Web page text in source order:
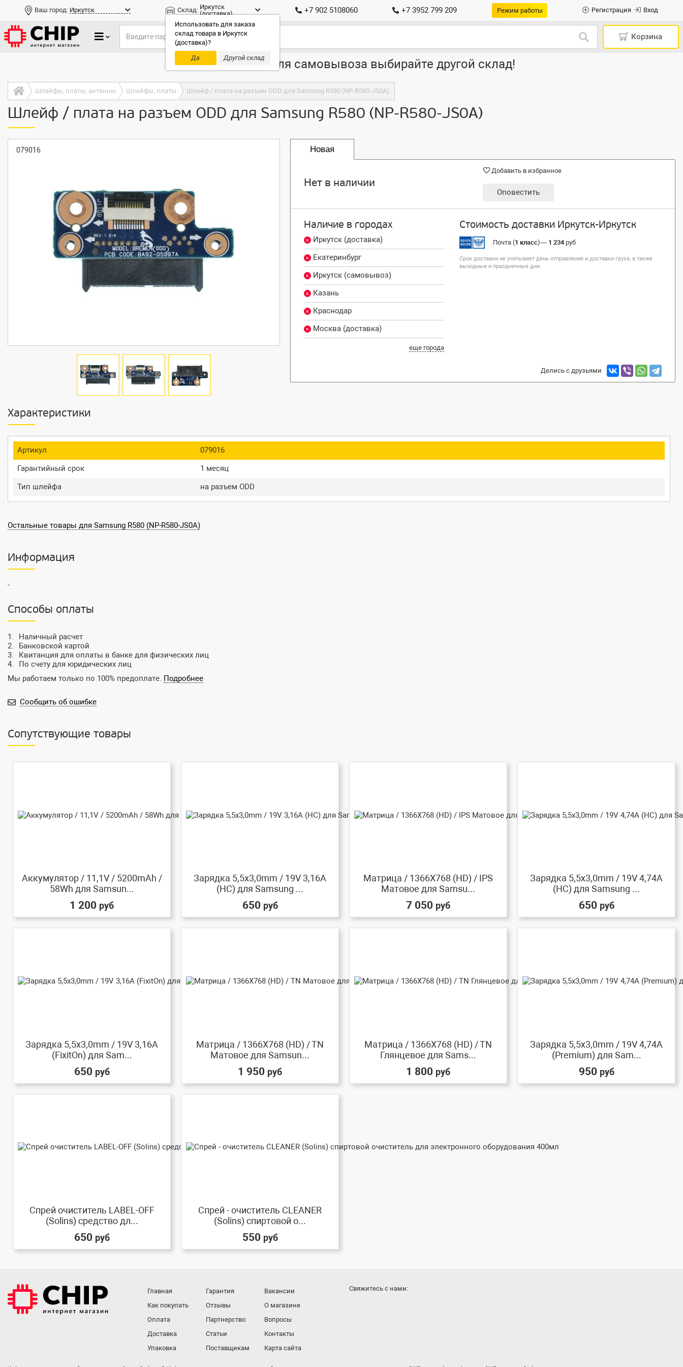
Ваш город: Иркутск Склад: Иркутск
(доставка)
Использовать для заказа
склад товара в Иркутск
(доставка)?
Да
Другой склад
+7 902 5108060 +7 3952 799 209 Режим работы Регистрация Вход
Корзина
Только доставка, для самовывоза выбирайте другой склад!
Шлейфы, платы, антенны Шлейфы, платы Шлейф / плата на разъем ODD для Samsung R580 (NP-R580-JS0A)
Шлейф / плата на разъем ODD для Samsung R580 (NP-R580-JS0A)
079016 Новая
Нет в наличии
Добавить в избранное
Оповестить
Наличие в городах
Иркутск (доставка)
Екатеринбург
Иркутск (самовывоз)
Казань
Краснодар
Москва (доставка)
еще города
Стоимость доставки Иркутск-Иркутск
Почта (1 класс)— 1 234руб
Срок доставки не учитывает день отправления и доставки груза, а также
выходные и праздничные дни
Делись с друзьями
Характеристики
Артикул
079016
Гарантийный срок
1 месяц
Тип шлейфа
на разъем ODD
Остальные товары для Samsung R580 (NP-R580-JS0A)
Информация
-
Способы оплаты
Наличный расчет
Банковской картой
Квитанция для оплаты в банке для физических лиц
По счету для юридических лиц
Мы работаем только по 100% предоплате. Подробнее
Сообщить об ошибке
Сопутствующие товары
Аккумулятор / 11,1V / 5200mAh /
58Wh для Samsun...
1 200 руб
Зарядка 5,5x3,0mm / 19V 3,16A
(HC) для Samsung ...
650 руб
Матрица / 1366X768 (HD) / IPS
Матовое для Samsu...
7 050 руб
Зарядка 5,5x3,0mm / 19V 4,74A
(HC) для Samsung ...
650 руб
Зарядка 5,5x3,0mm / 19V 3,16A
(FixitOn) для Sam...
650 руб
Матрица / 1366X768 (HD) / TN
Матовое для Samsun...
1 950 руб
Матрица / 1366X768 (HD) / TN
Глянцевое для Sams...
1 800 руб
Зарядка 5,5x3,0mm / 19V 4,74A
(Premium) для Sam...
950 руб
Спрей очиститель LABEL-OFF
(Solins) средство дл...
650 руб
Спрей - очиститель CLEANER
(Solins) спиртовой о...
550 руб
Главная
Как покупать
Оплата
Доставка
Упаковка
Гарантия
Отзывы
Партнерство
Статьи
Поставщикам
Вакансии
О магазине
Вопросы
Контакты
Карта сайта
Cвяжитесь с нами: